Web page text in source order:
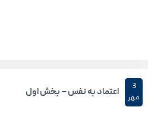
3
مهر
اعتماد به نفس – بخش اول